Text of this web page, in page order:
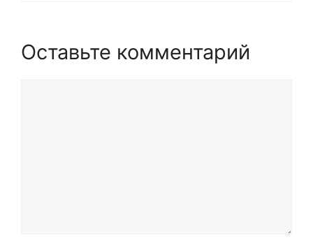
Оставьте комментарий